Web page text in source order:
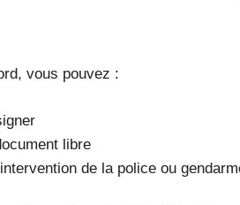
vous pouvez :
libre
de la police ou